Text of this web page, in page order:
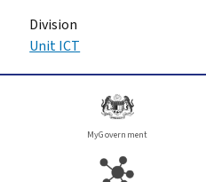
Division
Unit ICT
MyGovernment